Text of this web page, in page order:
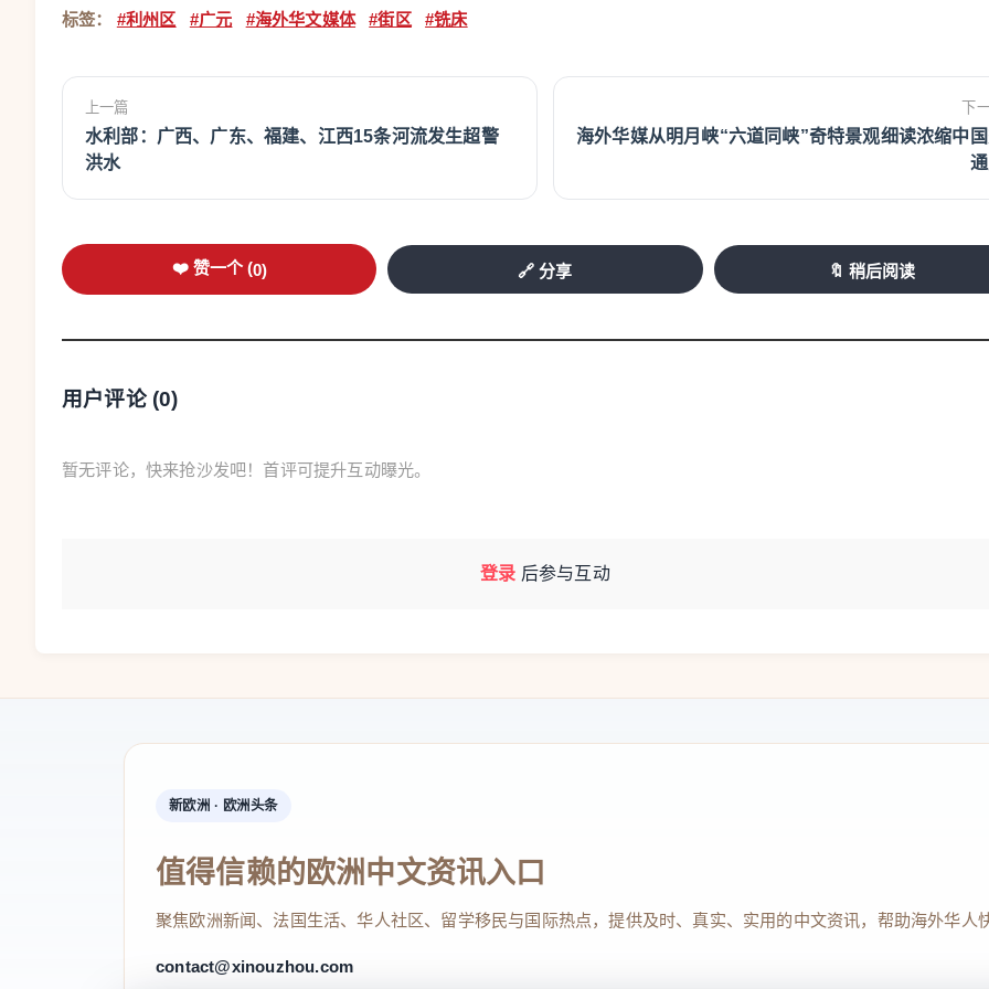
标签： #利州区 #广元 #海外华文媒体 #街区 #铣床
上一篇
水利部：广西、广东、福建、江西15条河流发生超警
洪水
下
海外华媒从明月峡“六道同峡”奇特景观细读浓缩中
❤️ 赞一个 (0) 🔗 分享 🔖 稍后阅读
用户评论 (0)
暂无评论，快来抢沙发吧！首评可提升互动曝光。
登录 后参与互动
新欧洲 · 欧洲头条
值得信赖的欧洲中文资讯入口
聚焦欧洲新闻、法国生活、华人社区、留学移民与国际热点，提供及时、真实、实用的中文资讯，帮助海外华人
contact@xinouzhou.com